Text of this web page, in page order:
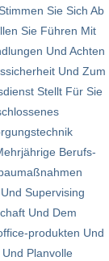
Sie Sich Ab
Sie Führen Mit
Und Achten
Und Zum
Stellt Für Sie
Berufs­
Supervising
Und Dem
produkten Und
Planvolle